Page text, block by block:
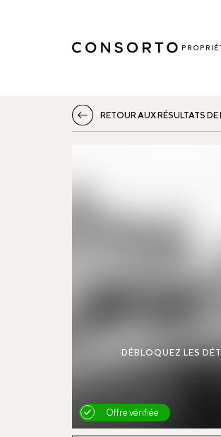
RETOUR AUX RÉSULTATS DE
Offre vérifiée
DÉBLOQUEZ LES